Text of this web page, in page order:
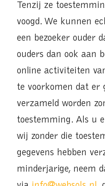
Tenzij ze
voogd. We kunnen
een bezoeker ouder
ouders dan ook aan
online activiteiten
te voorkomen dat er
verzameld worden
toestemming. Als u
wij zonder die
gegevens hebben
minderjarige, neem